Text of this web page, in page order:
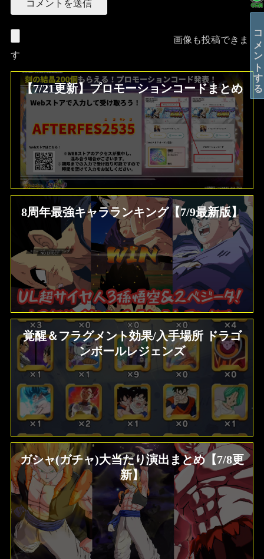
画像も投稿できま
す
【7/21更新】プロモーションコードまとめ
8周年最強キャラランキング【7/9最新版】
覚醒＆フラグメント効果/入手場所 ドラゴ
ンボールレジェンズ
ガシャ(ガチャ)大当たり演出まとめ【7/8更
新】
コメントする